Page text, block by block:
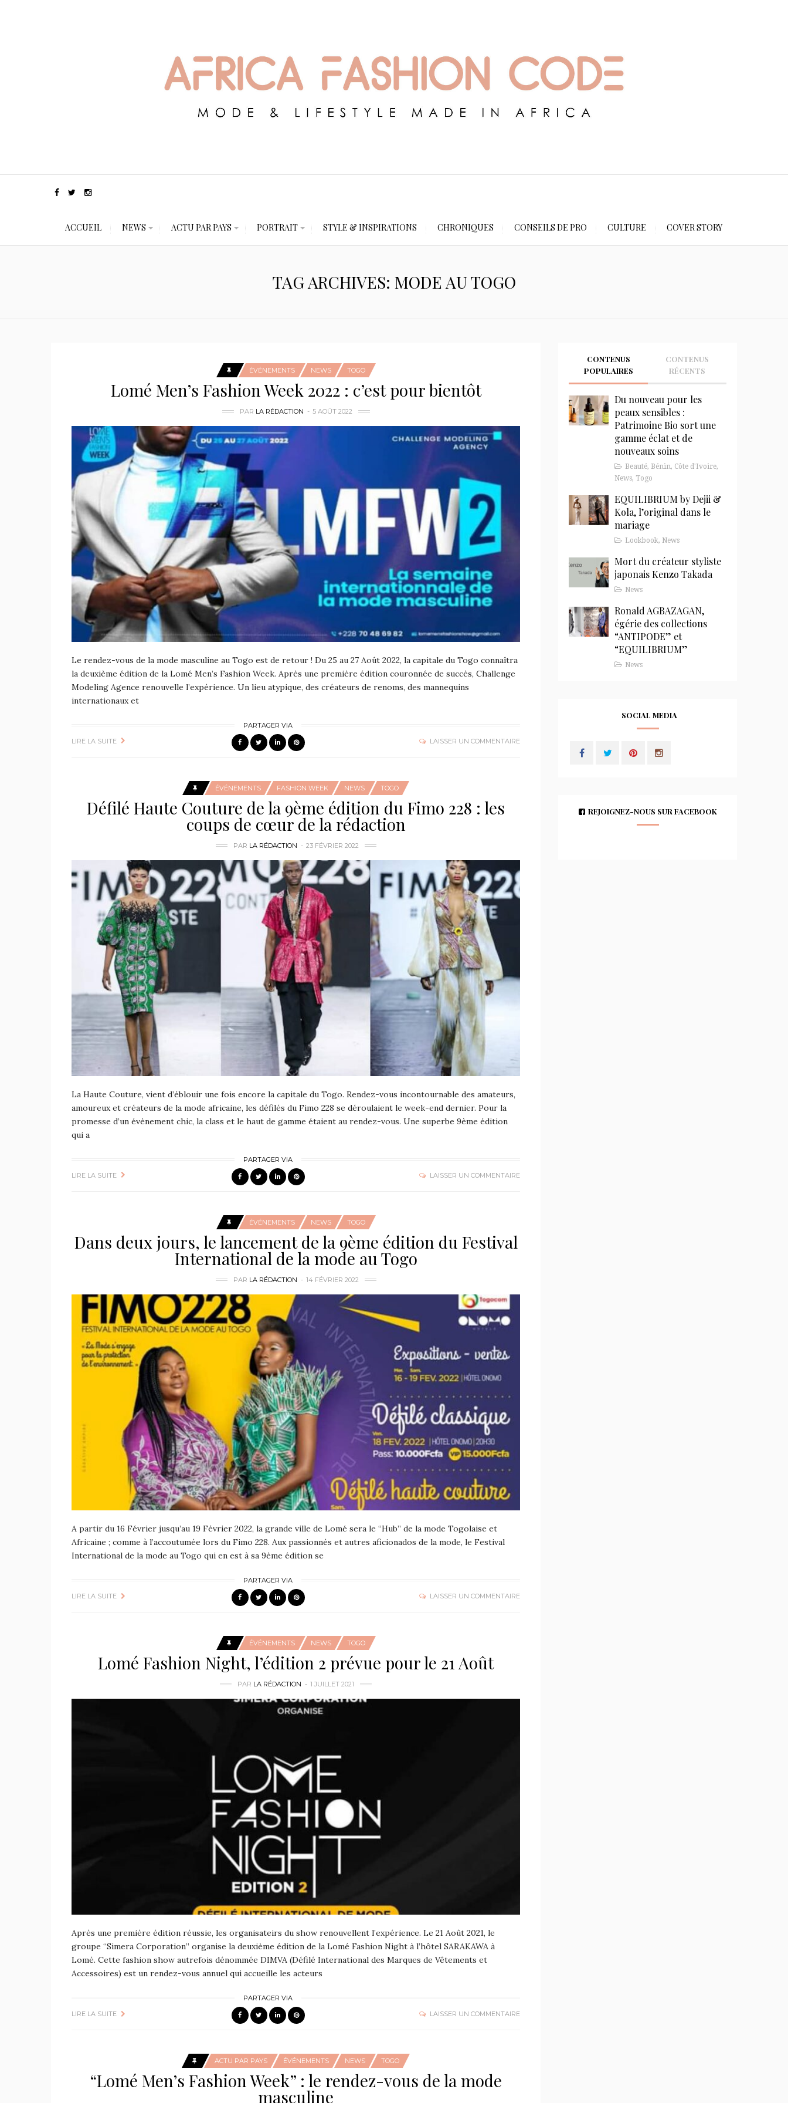
ACCUEIL NEWS ACTU PAR PAYS PORTRAIT STYLE & INSPIRATIONS CHRONIQUES CONSEILS DE PRO CULTURE COVER STORY
TAG ARCHIVES: MODE AU TOGO
ÉVÉNEMENTS NEWS TOGO
Lomé Men’s Fashion Week 2022 : c’est pour bientôt
PAR LA RÉDACTION 5 AOÛT 2022
Le rendez-vous de la mode masculine au Togo est de retour ! Du 25 au 27 Août 2022, la capitale du Togo connaîtra
la deuxième édition de la Lomé Men’s Fashion Week. Après une première édition couronnée de succès, Challenge
Modeling Agence renouvelle l’expérience. Un lieu atypique, des créateurs de renoms, des mannequins
internationaux et
LIRE LA SUITE
PARTAGER VIA
LAISSER UN COMMENTAIRE
ÉVÉNEMENTS FASHION WEEK NEWS TOGO
Défilé Haute Couture de la 9ème édition du Fimo 228 : les
coups de cœur de la rédaction
PAR LA RÉDACTION 23 FÉVRIER 2022
La Haute Couture, vient d’éblouir une fois encore la capitale du Togo. Rendez-vous incontournable des amateurs,
amoureux et créateurs de la mode africaine, les défilés du Fimo 228 se déroulaient le week-end dernier. Pour la
promesse d’un évènement chic, la class et le haut de gamme étaient au rendez-vous. Une superbe 9ème édition
qui a
LIRE LA SUITE
PARTAGER VIA
LAISSER UN COMMENTAIRE
ÉVÉNEMENTS NEWS TOGO
Dans deux jours, le lancement de la 9ème édition du Festival
International de la mode au Togo
PAR LA RÉDACTION 14 FÉVRIER 2022
A partir du 16 Février jusqu’au 19 Février 2022, la grande ville de Lomé sera le “Hub” de la mode Togolaise et
Africaine ; comme à l’accoutumée lors du Fimo 228. Aux passionnés et autres aficionados de la mode, le Festival
International de la mode au Togo qui en est à sa 9ème édition se
LIRE LA SUITE
PARTAGER VIA
LAISSER UN COMMENTAIRE
ÉVÉNEMENTS NEWS TOGO
Lomé Fashion Night, l’édition 2 prévue pour le 21 Août
PAR LA RÉDACTION 1 JUILLET 2021
Après une première édition réussie, les organisateirs du show renouvellent l’expérience. Le 21 Août 2021, le
groupe “Simera Corporation” organise la deuxième édition de la Lomé Fashion Night à l’hôtel SARAKAWA à
Lomé. Cette fashion show autrefois dénommée DIMVA (Défilé International des Marques de Vêtements et
Accessoires) est un rendez-vous annuel qui accueille les acteurs
LIRE LA SUITE
PARTAGER VIA
LAISSER UN COMMENTAIRE
ACTU PAR PAYS ÉVÉNEMENTS NEWS TOGO
“Lomé Men’s Fashion Week” : le rendez-vous de la mode
masculine
CONTENUS
POPULAIRES
CONTENUS
RÉCENTS
Du nouveau pour les
peaux sensibles :
Patrimoine Bio sort une
gamme éclat et de
nouveaux soins
Beauté, Bénin, Côte d'Ivoire,
News, Togo
EQUILIBRIUM by Dejii &
Kola, l’original dans le
mariage
Lookbook, News
Mort du créateur styliste
japonais Kenzo Takada
News
Ronald AGBAZAGAN,
égérie des collections
“ANTIPODE” et
“EQUILIBRIUM”
News
SOCIAL MEDIA
REJOIGNEZ-NOUS SUR FACEBOOK